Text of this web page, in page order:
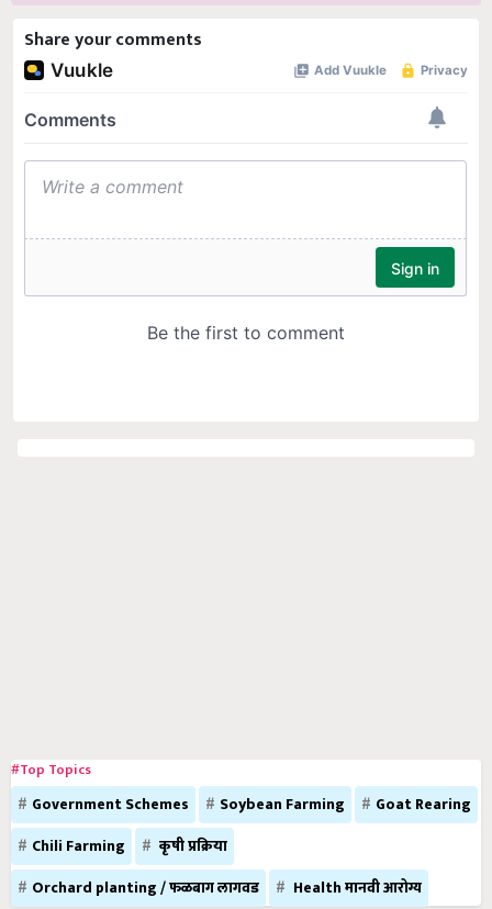
Share your comments
#Top Topics
Government Schemes Soybean Farming
Goat Rearing
Chili Farming
कृषी प्रक्रिया
Orchard planting / फळबाग लागवड
Health मानवी आरोग्य